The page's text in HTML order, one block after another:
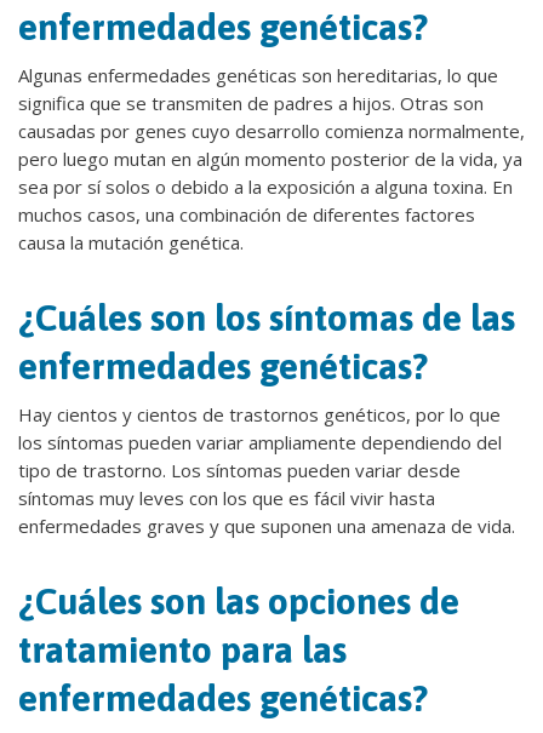
enfermedades genéticas?
Algunas enfermedades genéticas son hereditarias, lo que
significa que se transmiten de padres a hijos. Otras son
causadas por genes cuyo desarrollo comienza normalmente,
pero luego mutan en algún momento posterior de la vida, ya
sea por sí solos o debido a la exposición a alguna toxina. En
muchos casos, una combinación de diferentes factores
causa la mutación genética.
¿Cuáles son los síntomas de las
enfermedades genéticas?
Hay cientos y cientos de trastornos genéticos, por lo que
los síntomas pueden variar ampliamente dependiendo del
tipo de trastorno. Los síntomas pueden variar desde
síntomas muy leves con los que es fácil vivir hasta
enfermedades graves y que suponen una amenaza de vida.
¿Cuáles son las opciones de
tratamiento para las
enfermedades genéticas?